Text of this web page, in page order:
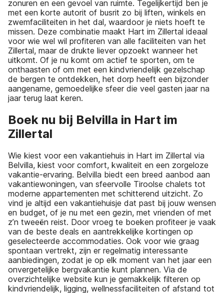
zonuren en een gevoel van ruimte. Tegelijkertijd ben je
met een korte autorit of busrit zo bij liften, winkels en
zwemfaciliteiten in het dal, waardoor je niets hoeft te
missen. Deze combinatie maakt Hart im Zillertal ideaal
voor wie wel wil profiteren van alle faciliteiten van het
Zillertal, maar de drukte liever opzoekt wanneer het
uitkomt. Of je nu komt om actief te sporten, om te
onthaasten of om met een kindvriendelijk gezelschap
de bergen te ontdekken, het dorp heeft een bijzonder
aangename, gemoedelijke sfeer die veel gasten jaar na
jaar terug laat keren.
Boek nu bij Belvilla in Hart im
Zillertal
Wie kiest voor een vakantiehuis in Hart im Zillertal via
Belvilla, kiest voor comfort, kwaliteit en een zorgeloze
vakantie-ervaring. Belvilla biedt een breed aanbod aan
vakantiewoningen, van sfeervolle Tiroolse chalets tot
moderne appartementen met schitterend uitzicht. Zo
vind je altijd een vakantiehuisje dat past bij jouw wensen
en budget, of je nu met een gezin, met vrienden of met
z’n tweeën reist. Door vroeg te boeken profiteer je vaak
van de beste deals en aantrekkelijke kortingen op
geselecteerde accommodaties. Ook voor wie graag
spontaan vertrekt, zijn er regelmatig interessante
aanbiedingen, zodat je op elk moment van het jaar een
onvergetelijke bergvakantie kunt plannen. Via de
overzichtelijke website kun je gemakkelijk filteren op
kindvriendelijk, ligging, wellnessfaciliteiten of afstand tot